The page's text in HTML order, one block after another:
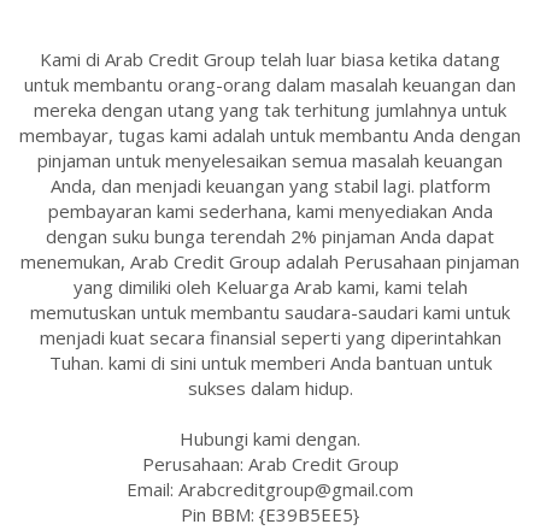
Kami di Arab Credit Group telah luar biasa ketika datang
untuk membantu orang-orang dalam masalah keuangan dan
mereka dengan utang yang tak terhitung jumlahnya untuk
membayar, tugas kami adalah untuk membantu Anda dengan
pinjaman untuk menyelesaikan semua masalah keuangan
Anda, dan menjadi keuangan yang stabil lagi. platform
pembayaran kami sederhana, kami menyediakan Anda
dengan suku bunga terendah 2% pinjaman Anda dapat
menemukan, Arab Credit Group adalah Perusahaan pinjaman
yang dimiliki oleh Keluarga Arab kami, kami telah
memutuskan untuk membantu saudara-saudari kami untuk
menjadi kuat secara finansial seperti yang diperintahkan
Tuhan. kami di sini untuk memberi Anda bantuan untuk
sukses dalam hidup.
Hubungi kami dengan.
Perusahaan: Arab Credit Group
Email: Arabcreditgroup@gmail.com
Pin BBM: {E39B5EE5}